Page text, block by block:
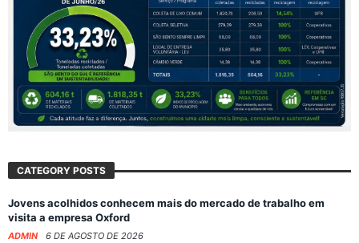
CATEGORY POSTS
Jovens acolhidos conhecem mais do mercado de trabalho em
visita a empresa Oxford
ADMIN 6 DE AGOSTO DE 2026